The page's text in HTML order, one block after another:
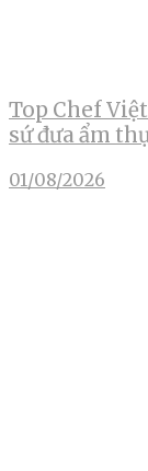
Top Chef
sứ đưa ẩm
01/08/2026